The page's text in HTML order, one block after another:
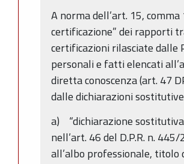
A norma dell’art. 15,
certificazione” dei rapporti
certificazioni rilasciate dalle
personali e fatti elencati
diretta conoscenza (art. 47
dalle dichiarazioni
a) “dichiarazione
nell’art. 46 del D.P.R. n.
all’albo professionale,